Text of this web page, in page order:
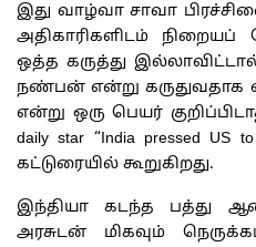
இது வாழ்வா சாவா
அதிகாரிகளிடம்
ஒத்த கருத்து
நண்பன் என்று கருதுவதாக
என்று ஒரு பெயர்
daily star “India pressed
கட்டுரையில் கூறுகிறது.
இந்தியா கடந்த பத்து
அரசுடன் மிகவும்